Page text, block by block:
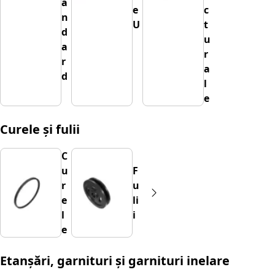
n
d
a
r
d
e
U
c
t
u
r
a
l
e
Curele și fulii
C
u
r
e
l
e
F
u
li
i
Etanșări, garnituri și garnituri inelare